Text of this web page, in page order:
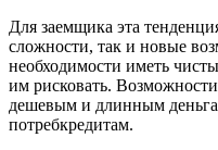
Для заемщика эта
сложности, так и новые
необходимости иметь
им рисковать.
дешевым и длинным
потребкредитам.